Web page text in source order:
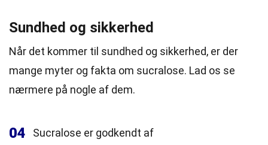
Sundhed og sikkerhed
Når det kommer til sundhed og sikkerhed, er der
mange myter og fakta om sucralose. Lad os se
nærmere på nogle af dem.
04
Sucralose er godkendt af